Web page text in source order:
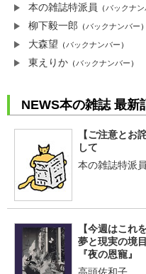
本の雑誌特派員 （バックナン
柳下毅一郎 （バックナンバー）
大森望 （バックナンバー）
東えりか （バックナンバー）
NEWS本の雑誌 最新
【ご注意とお
して
本の雑誌特派員
【今週はこれ
夢と現実の境
『夜の恩寵』
高頭佐和子